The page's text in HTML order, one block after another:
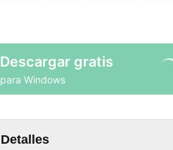
Descargar gratis
para Windows
Detalles